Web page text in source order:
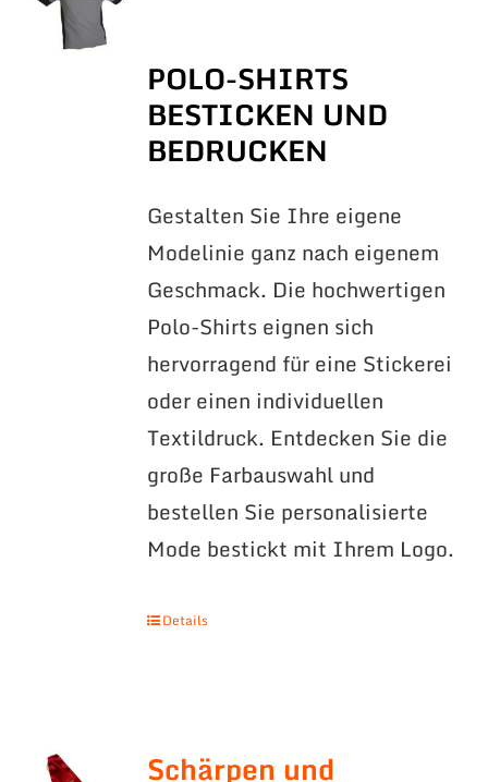
POLO-SHIRTS
BESTICKEN UND
BEDRUCKEN
Gestalten Sie Ihre eigene
Modelinie ganz nach eigenem
Geschmack. Die hochwertigen
Polo-Shirts eignen sich
hervorragend für eine Stickerei
oder einen individuellen
Textildruck. Entdecken Sie die
große Farbauswahl und
bestellen Sie personalisierte
Mode bestickt mit Ihrem Logo.
Details
Schärpen und